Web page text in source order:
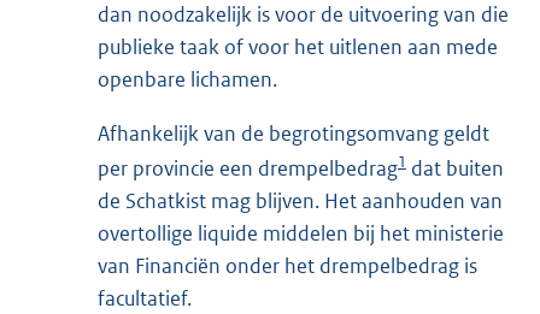
dan noodzakelijk is voor de uitvoering van die
publieke taak of voor het uitlenen aan mede
openbare lichamen.
Afhankelijk van de begrotingsomvang geldt
per provincie een drempelbedrag1 dat buiten
de Schatkist mag blijven. Het aanhouden van
overtollige liquide middelen bij het ministerie
van Financiën onder het drempelbedrag is
facultatief.